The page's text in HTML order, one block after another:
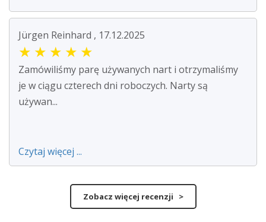
Jürgen Reinhard , 17.12.2025
★ ★ ★ ★ ★
Zamówiliśmy parę używanych nart i otrzymaliśmy
je w ciągu czterech dni roboczych. Narty są
używan...
Czytaj więcej ...
Zobacz więcej recenzji >